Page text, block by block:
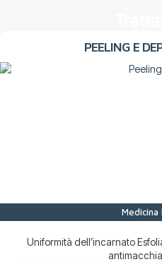
PEELING E
Medicina
Uniformità dell’incarnato